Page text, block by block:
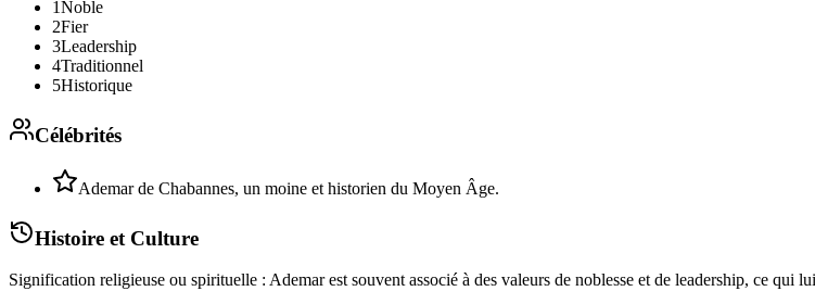
1Noble
2Fier
3Leadership
4Traditionnel
5Historique
Célébrités
Ademar de Chabannes, un moine et historien du Moyen Âge.
Histoire et Culture
Signification religieuse ou spirituelle : Ademar est souvent associé à des valeurs de noblesse et de leadership, ce qui